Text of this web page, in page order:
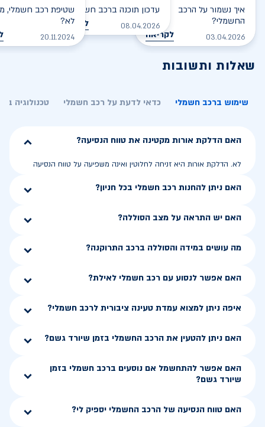
איך נשמור על הרכב
החשמלי?
03.04.2026 לקריאה
עדכון תוכנה ברכב חשמלי
08.04.2026 לקריאה
שטיפת רכב חשמלי,
לא?
20.11.2024
שאלות ותשובות
שימוש ברכב חשמלי כדאי לדעת על רכב חשמלי טכנולוגיה
האם הדלקת אורות מקטינה את טווח הנסיעה?
לא. הדלקת אורות היא זניחה לחלוטין ואינה משפיעה על טווח הנסיעה
האם ניתן להחנות רכב חשמלי בכל חניון?
האם יש התראה על מצב הסוללה?
מה עושים במידה והסוללה ברכב התרוקנה?
האם אפשר לנסוע עם רכב חשמלי לאילת?
איפה ניתן למצוא עמדת טעינה ציבורית לרכב חשמלי?
האם ניתן להטעין את הרכב החשמלי בזמן שיורד גשם?
האם אפשר להתחשמל אם נוסעים ברכב חשמלי בזמן
שיורד גשם?
האם טווח הנסיעה של הרכב החשמלי יספיק לי?